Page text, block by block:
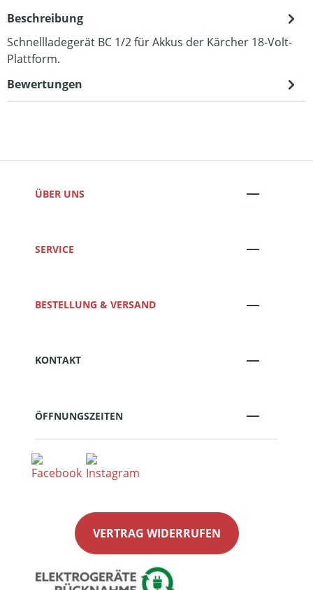
Beschreibung
Schnellladegerät BC 1/2 für Akkus der Kärcher 18-Volt-
Plattform.
Bewertungen
ÜBER UNS
SERVICE
BESTELLUNG & VERSAND
KONTAKT
ÖFFNUNGSZEITEN
VERTRAG WIDERRUFEN